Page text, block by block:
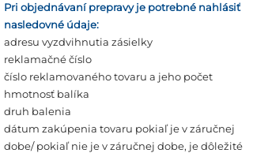
Pri objednávaní prepravy je potrebné nahlásiť
nasledovné údaje:
adresu vyzdvihnutia zásielky
reklamačné číslo
číslo reklamovaného tovaru a jeho počet
hmotnosť balíka
druh balenia
dátum zakúpenia tovaru pokiaľ je v záručnej
dobe/ pokiaľ nie je v záručnej dobe, je dôležité